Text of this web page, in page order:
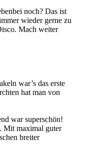
noch? Das ist
wieder gerne zu
Mach weiter
war’s das erste
hat man von
war superschön!
Mit maximal guter
breiter